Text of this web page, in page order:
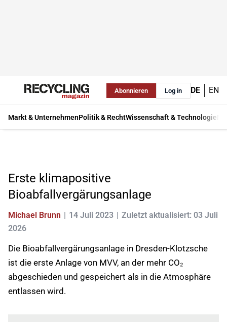
Abonnieren Log in DE EN
Markt & UnternehmenPolitik & RechtWissenschaft & Technologie
Erste klimapositive
Bioabfallvergärungsanlage
Michael Brunn 14 Juli 2023
Zuletzt aktualisiert: 03 Juli
2026
Die Bioabfallvergärungsanlage in Dresden-Klotzsche
ist die erste Anlage von MVV, an der mehr CO₂
abgeschieden und gespeichert als in die Atmosphäre
entlassen wird.